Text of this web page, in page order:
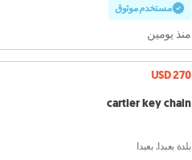
مستخدم موثوق
منذ يومين
USD 270
cartier key chain
بلدة بعبدا, بعبدا